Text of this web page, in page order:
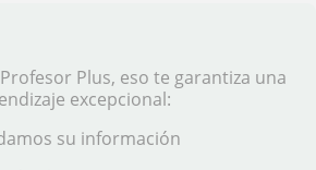
Plus, eso te garantiza una
excepcional:
su información